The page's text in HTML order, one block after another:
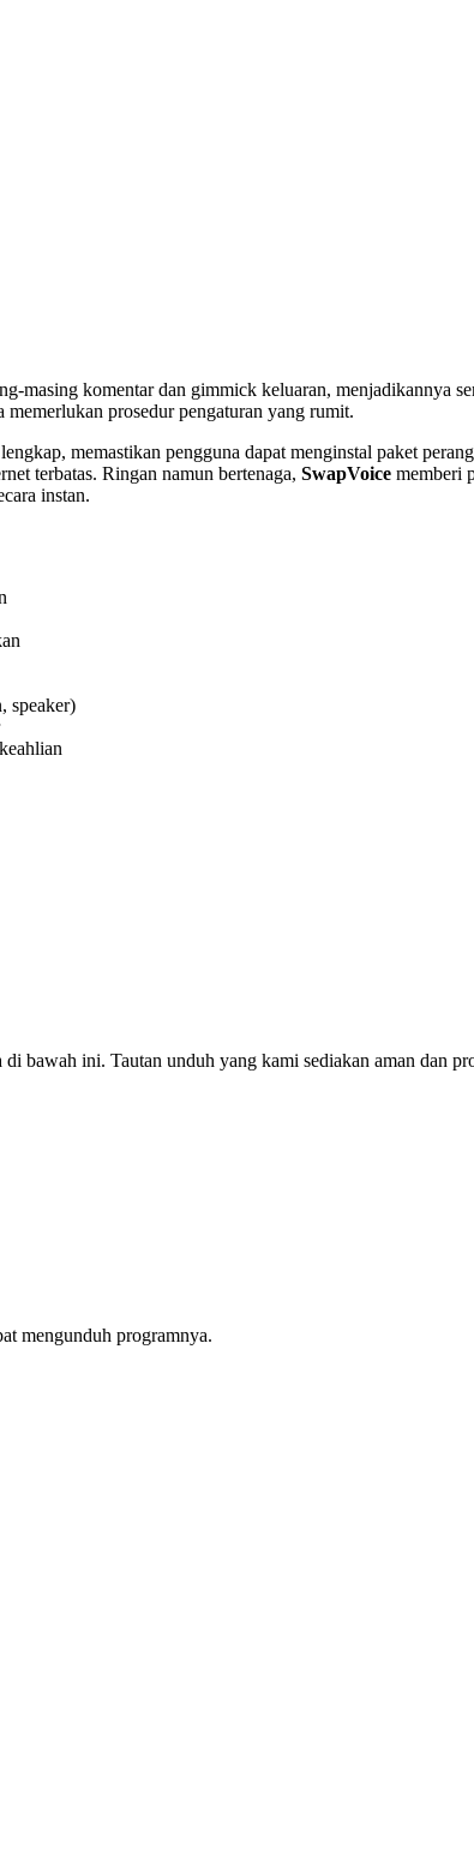
masing komentar dan gimmick keluaran, menjadikannya
prosedur pengaturan yang rumit.
memastikan pengguna dapat menginstal paket
terbatas. Ringan namun bertenaga, SwapVoice memberi
instan.
speaker)
bawah ini. Tautan unduh yang kami sediakan aman dan
mengunduh programnya.